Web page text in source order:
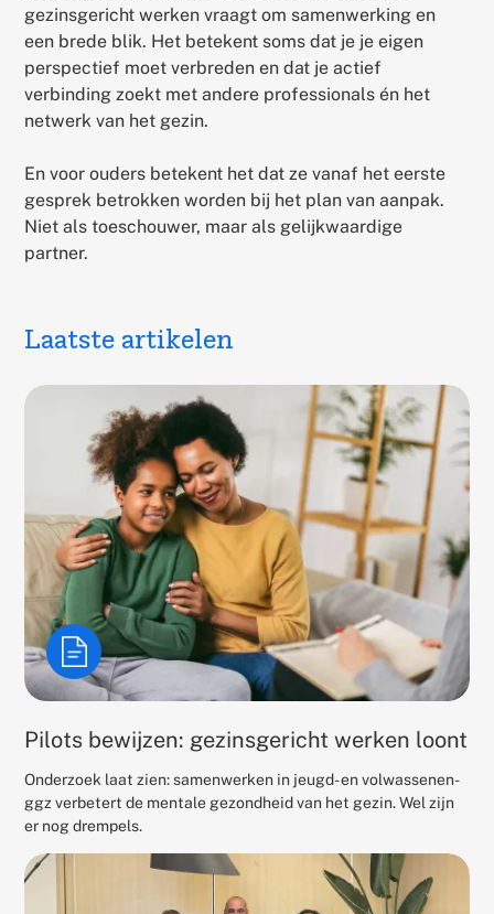
gezinsgericht werken vraagt om samenwerking en
een brede blik. Het betekent soms dat je je eigen
perspectief moet verbreden en dat je actief
verbinding zoekt met andere professionals én het
netwerk van het gezin.
En voor ouders betekent het dat ze vanaf het eerste
gesprek betrokken worden bij het plan van aanpak.
Niet als toeschouwer, maar als gelijkwaardige
partner.
Laatste artikelen
Pilots bewijzen: gezinsgericht werken loont
Onderzoek laat zien: samenwerken in jeugd- en volwassenen-
ggz verbetert de mentale gezondheid van het gezin. Wel zijn
er nog drempels.